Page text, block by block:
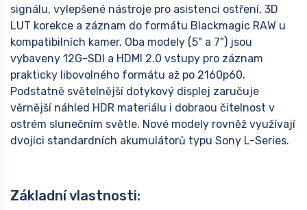
signálu, vylepšené nástroje pro asistenci ostření, 3D
LUT korekce a záznam do formátu Blackmagic RAW u
kompatibilních kamer. Oba modely (5" a 7") jsou
vybaveny 12G-SDI a HDMI 2.0 vstupy pro záznam
prakticky libovolného formátu až po 2160p60.
Podstatně světelnější dotykový displej zaručuje
věrnější náhled HDR materiálu i dobraou čitelnost v
ostrém slunečním světle. Nové modely rovněž využívají
dvojici standardních akumulátorů typu Sony L-Series.
Základní vlastnosti: